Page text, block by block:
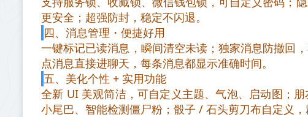
更安全；超强防封，稳定不闪退。
四、消息管理・便捷好用
一键标记已读消息，瞬间清空未读；独家消息防撤回
点消息直接进聊天，每条消息都显示准确时间。
五、美化个性 + 实用功能
全新 UI 美观简洁，可自定义主题、气泡、启动图；
小尾巴、智能检测僵尸粉；骰子 / 石头剪刀布自定义，